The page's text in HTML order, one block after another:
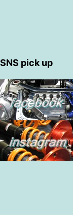
SNS pick up